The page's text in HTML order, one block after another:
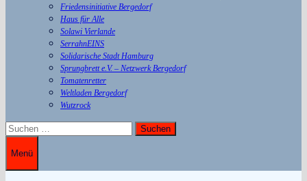
Friedensinitiative Bergedorf
Haus für Alle
Solawi Vierlande
SerrahnEINS
Solidarische Stadt Hamburg
Sprungbrett e.V. – Netzwerk Bergedorf
Tomatenretter
Weltladen Bergedorf
Wutzrock
Suchen
nach:
Menü